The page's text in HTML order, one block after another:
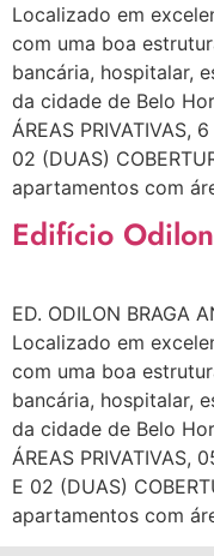
Localizado em
com uma boa
bancária, hospitalar,
da cidade de Belo
ÁREAS PRIVATIVAS,
02 (DUAS)
apartamentos com
Edifício
ED. ODILON BRAGA
Localizado em
com uma boa
bancária, hospitalar,
da cidade de Belo
ÁREAS PRIVATIVAS,
E 02 (DUAS)
apartamentos com